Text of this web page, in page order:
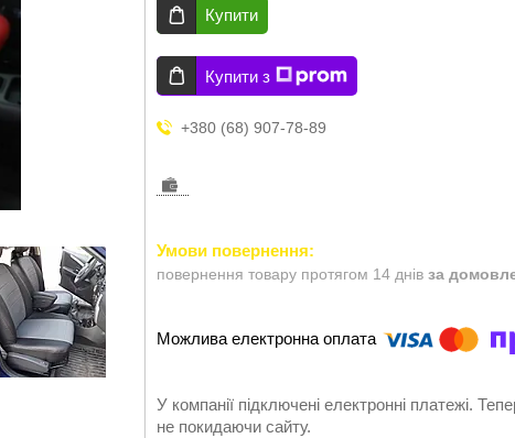
Купити
Купити з
+380 (68) 907-78-89
повернення товару протягом 14 днів за
У компанії підключені електронні платежі.
не покидаючи сайту.